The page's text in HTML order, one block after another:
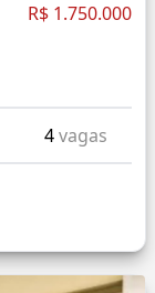
R$ 1.750.000
4vagas